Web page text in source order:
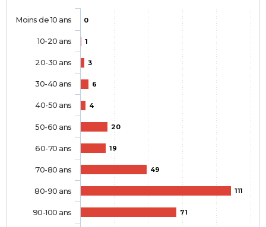
0
1
3
6
4
20
19
49
111
71
Moins de 10 ans
10-20 ans
20-30 ans
30-40 ans
40-50 ans
50-60 ans
60-70 ans
70-80 ans
80-90 ans
90-100 ans